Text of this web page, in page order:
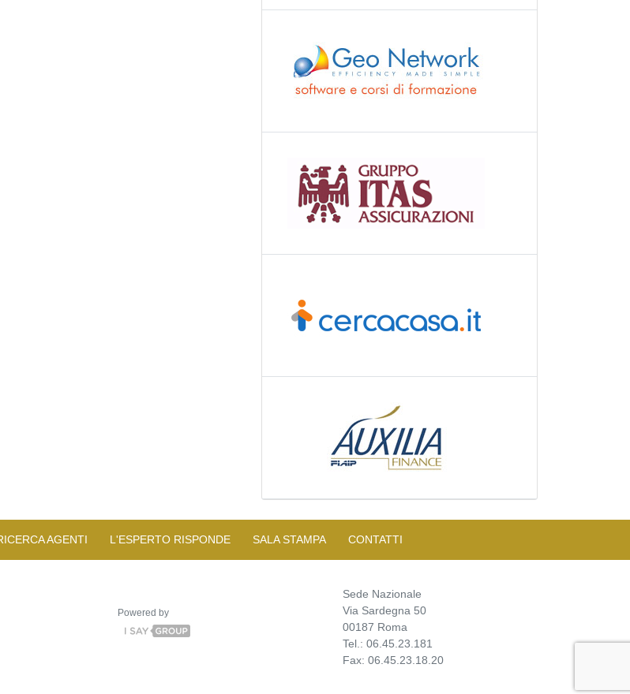
AGENTI L'ESPERTO RISPONDE SALA STAMPA CONTATTI
Powered by
Sede Nazionale
Via Sardegna 50
00187 Roma
Tel.: 06.45.23.181
Fax: 06.45.23.18.20